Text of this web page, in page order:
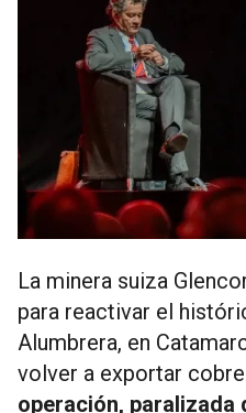
La minera suiza
para reactivar el
Alumbrera, en
volver a exportar
operación, paralizada